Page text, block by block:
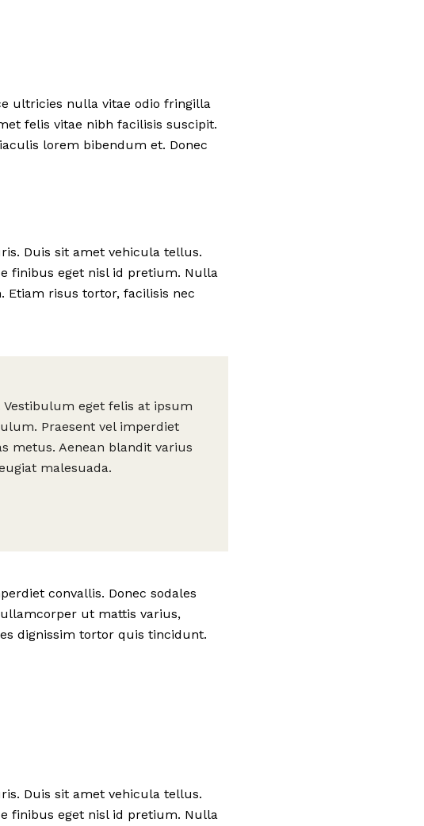
ultricies nulla vitae odio fringilla
felis vitae nibh facilisis suscipit.
lorem bibendum et. Donec
Duis sit amet vehicula tellus.
finibus eget nisl id pretium. Nulla
risus tortor, facilisis nec
eget felis at ipsum
Praesent vel imperdiet
metus. Aenean blandit varius
malesuada.
convallis. Donec sodales
ut mattis varius,
dignissim tortor quis tincidunt.
Duis sit amet vehicula tellus.
finibus eget nisl id pretium. Nulla